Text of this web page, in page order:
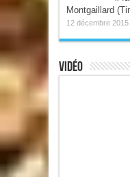
Montgaillard
12 décembre 2015
Vidéo